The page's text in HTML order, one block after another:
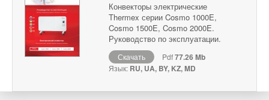
Конвекторы электрические
Thermex серии Cosmo 1000E,
Cosmo 1500E, Cosmo 2000E.
Руководство по эксплуатации.
Скачать Pdf77.26 Mb
Язык: RU, UA, BY, KZ, MD